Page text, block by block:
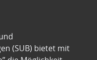
(SUB) bietet mit